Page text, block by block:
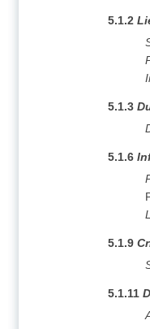
5.1.2
5.1.3
5.1.6
5.1.9
5.1.11